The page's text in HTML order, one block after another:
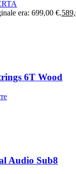
era: 699,00 €.
6T Wood
Audio Sub8